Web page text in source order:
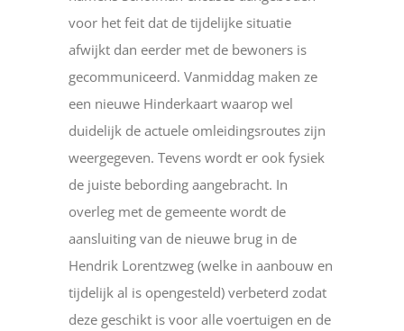
voor het feit dat de tijdelijke situatie
afwijkt dan eerder met de bewoners is
gecommuniceerd. Vanmiddag maken ze
een nieuwe Hinderkaart waarop wel
duidelijk de actuele omleidingsroutes zijn
weergegeven. Tevens wordt er ook fysiek
de juiste bebording aangebracht. In
overleg met de gemeente wordt de
aansluiting van de nieuwe brug in de
Hendrik Lorentzweg (welke in aanbouw en
tijdelijk al is opengesteld) verbeterd zodat
deze geschikt is voor alle voertuigen en de